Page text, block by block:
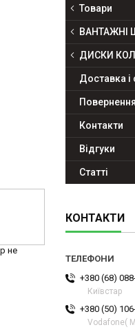
не
Товари
ВАНТАЖНІ
ДИСКИ
Доставка і
Контакти
Відгуки
Статті
КОНТАКТИ
+380 (68)
Київстар
+380 (50)
Vodafone(